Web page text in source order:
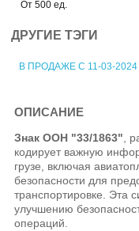
От 500 ед.
ДРУГИЕ ТЭГИ
В ПРОДАЖЕ С 11-03-2024
ОПИСАНИЕ
Знак ООН "33/1863",
кодирует важную
грузе, включая
безопасности для
транспортировке. Эта
улучшению
операций.